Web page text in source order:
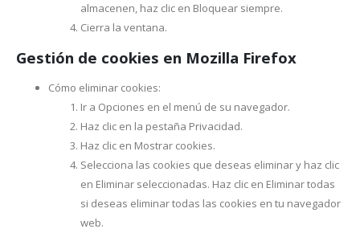
almacenen, haz clic en Bloquear siempre.
Cierra la ventana.
Gestión de cookies en Mozilla Firefox
Cómo eliminar cookies:
Ir a Opciones en el menú de su navegador.
Haz clic en la pestaña Privacidad.
Haz clic en Mostrar cookies.
Selecciona las cookies que deseas eliminar y haz clic
en Eliminar seleccionadas. Haz clic en Eliminar todas
si deseas eliminar todas las cookies en tu navegador
web.